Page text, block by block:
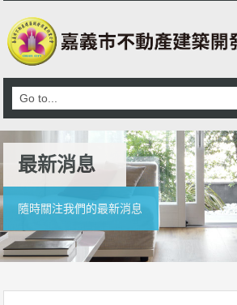
最新消息
隨時關注我們的最新消息